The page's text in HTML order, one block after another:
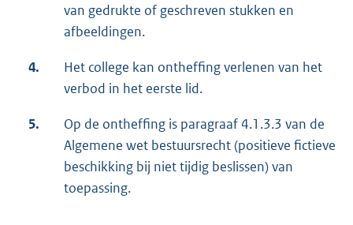
van gedrukte of geschreven stukken en
afbeeldingen.
4.
Het college kan ontheffing verlenen van het
verbod in het eerste lid.
5.
Op de ontheffing is paragraaf 4.1.3.3 van de
Algemene wet bestuursrecht (positieve fictieve
beschikking bij niet tijdig beslissen) van
toepassing.